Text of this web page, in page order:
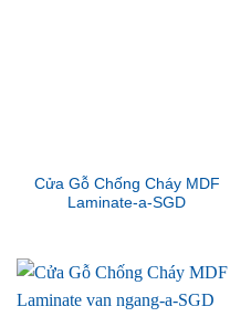
Cửa Gỗ Chống Cháy MDF
Laminate-a-SGD